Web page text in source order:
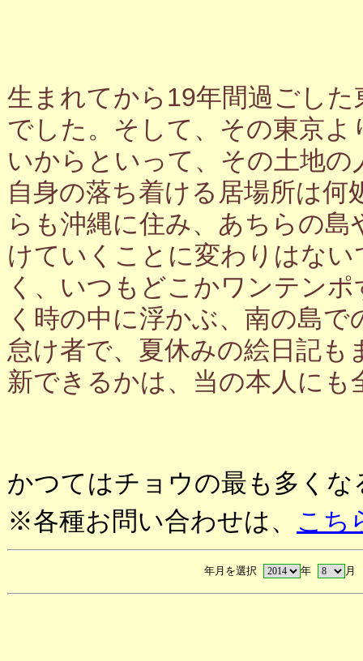
生まれてから19年間過ごし
でした。そして、その東京
いからといって、その土地
自身の落ち着ける居場所は
らも沖縄に住み、あちらの
けていくことに変わりはな
く、いつもどこかワンテン
く時の中に浮かぶ、南の島
怠け者で、夏休みの絵日記
新できるかは、当の本人に
かつてはチョウの最も多く
※各種お問い合わせは、 こち
年月を選択 年 月